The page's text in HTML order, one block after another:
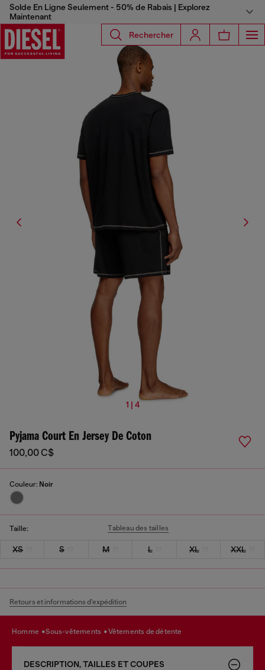
Solde En Ligne Seulement - 50% de Rabais | Explorez
Maintenant
Rechercher
1 | 4
Pyjama Court En Jersey De Coton
100,00 C$
Couleur: Noir
Taille: Tableau des tailles
XS S M L XL XXL
Retours et informations d'expédition
homme sous-vêtements vêtements de détente
DESCRIPTION, TAILLES ET COUPES